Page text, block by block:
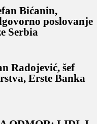
Bićanin,
poslovanje
Serbia
Radojević, šef
Erste Banka